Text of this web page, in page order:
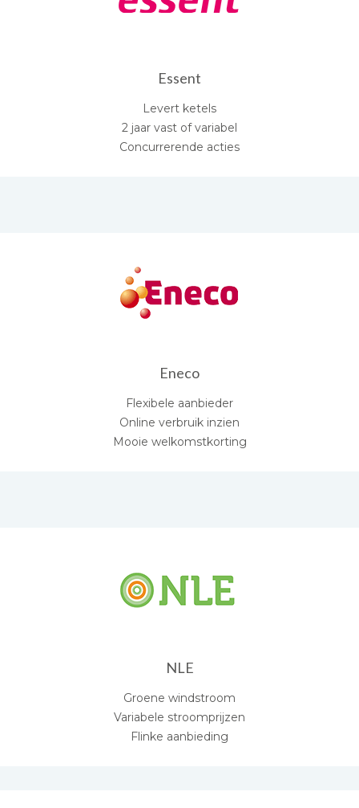
Essent
Levert ketels
2 jaar vast of variabel
Concurrerende acties
Eneco
Flexibele aanbieder
Online verbruik inzien
Mooie welkomstkorting
NLE
Groene windstroom
Variabele stroomprijzen
Flinke aanbieding